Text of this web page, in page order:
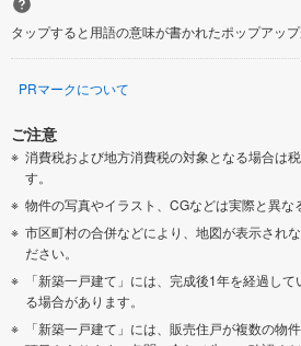
タップすると用語の意味が書かれたポップアップ
PRマークについて
ご注意
消費税および地方消費税の対象となる場合は
す。
物件の写真やイラスト、CGなどは実際と異な
市区町村の合併などにより、地図が表示され
ださい。
「新築一戸建て」には、完成後1年を経過し
る場合があります。
「新築一戸建て」には、販売住戸が複数の物